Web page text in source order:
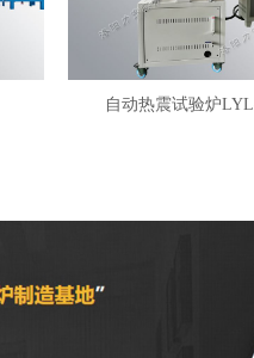
自动热震试验炉